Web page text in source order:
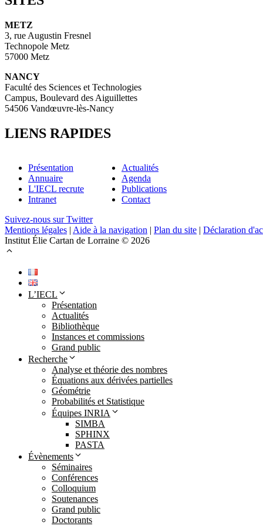
METZ
3, rue Augustin Fresnel
Technopole Metz
57000 Metz
NANCY
Faculté des Sciences et Technologies
Campus, Boulevard des Aiguillettes
54506 Vandœuvre-lès-Nancy
LIENS RAPIDES
Présentation
Annuaire
L'IECL recrute
Intranet
Actualités
Agenda
Publications
Contact
Suivez-nous sur Twitter
Mentions légales | Aide à la navigation | Plan du site | Déclaration
Institut Élie Cartan de Lorraine © 2026
L’IECL
Présentation
Actualités
Bibliothèque
Instances et commissions
Grand public
Recherche
Analyse et théorie des nombres
Équations aux dérivées partielles
Géométrie
Probabilités et Statistique
Équipes INRIA
SIMBA
SPHINX
PASTA
Évènements
Séminaires
Conférences
Colloquium
Soutenances
Grand public
Doctorants